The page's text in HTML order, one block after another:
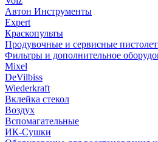
Автон Инструменты
Expert
Краскопульты
Продувочные и сервисные
Фильтры и дополнительное
Mixel
DeVilbiss
Wiederkraft
Вклейка стекол
Воздух
Вспомагательные
ИК-Сушки